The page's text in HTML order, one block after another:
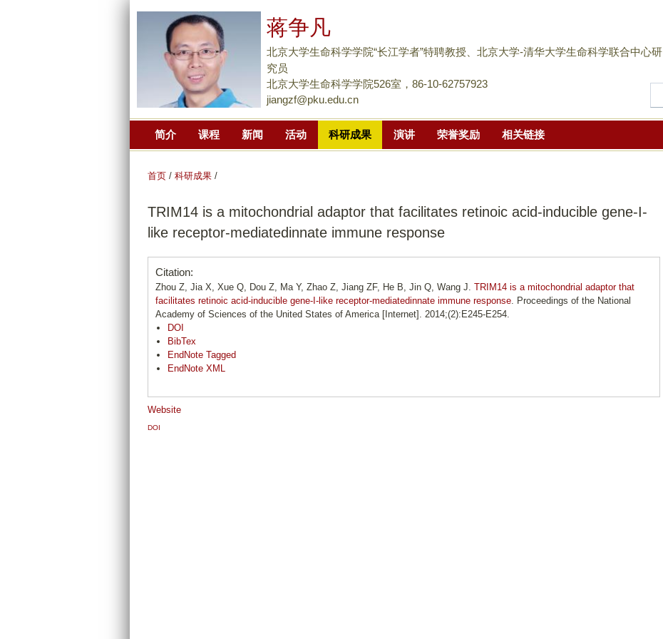
到
面
主
分
蒋争凡
北京大学生命科学学院“长江学者”特聘教授、北京大学-清华大学生命科学联合中心研
究员
北京大学生命科学学院526室，86-10-62757923
jiangzf@pku.edu.cn
简介 课程 新闻 活动 科研成果 演讲 荣誉奖励 相关链接
首页 / 科研成果 /
TRIM14 is a mitochondrial adaptor that facilitates retinoic acid-inducible gene-I-
like receptor-mediatedinnate immune response
Citation:
Zhou Z, Jia X, Xue Q, Dou Z, Ma Y, Zhao Z, Jiang ZF, He B, Jin Q, Wang J. TRIM14 is a mitochondrial adaptor that
facilitates retinoic acid-inducible gene-I-like receptor-mediatedinnate immune response. Proceedings of the National
Academy of Sciences of the United States of America [Internet]. 2014;(2):E245-E254.
DOI
BibTex
EndNote Tagged
EndNote XML
Website
DOI